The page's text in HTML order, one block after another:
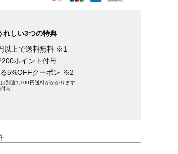
れしい3つの特典
以上で送料無料 ※1
ポイント付与
5%OFFクーポン ※2
別途1,100円送料がかかります
与